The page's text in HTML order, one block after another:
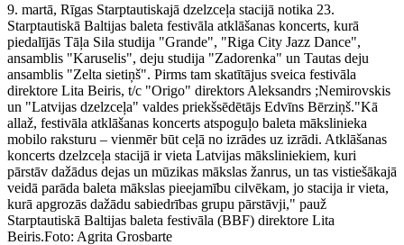
9. martā, Rīgas Starptautiskajā dzelzceļa stacijā notika 23.
Starptautiskā Baltijas baleta festivāla atklāšanas koncerts, kurā
piedalījās Tāļa Sila studija "Grande", "Riga City Jazz Dance",
ansamblis "Karuselis", deju studija "Zadorenka" un Tautas deju
ansamblis "Zelta sietiņš". Pirms tam skatītājus sveica festivāla
direktore Lita Beiris, t/c "Origo" direktors Aleksandrs ;Nemirovskis
un "Latvijas dzelzceļa" valdes priekšsēdētājs Edvīns Bērziņš."Kā
allaž, festivāla atklāšanas koncerts atspoguļo baleta mākslinieka
mobilo raksturu – vienmēr būt ceļā no izrādes uz izrādi. Atklāšanas
koncerts dzelzceļa stacijā ir vieta Latvijas māksliniekiem, kuri
pārstāv dažādus dejas un mūzikas mākslas žanrus, un tas vistiešākajā
veidā parāda baleta mākslas pieejamību cilvēkam, jo stacija ir vieta,
kurā apgrozās dažādu sabiedrības grupu pārstāvji," pauž
Starptautiskā Baltijas baleta festivāla (BBF) direktore Lita
Beiris.Foto: Agrita Grosbarte